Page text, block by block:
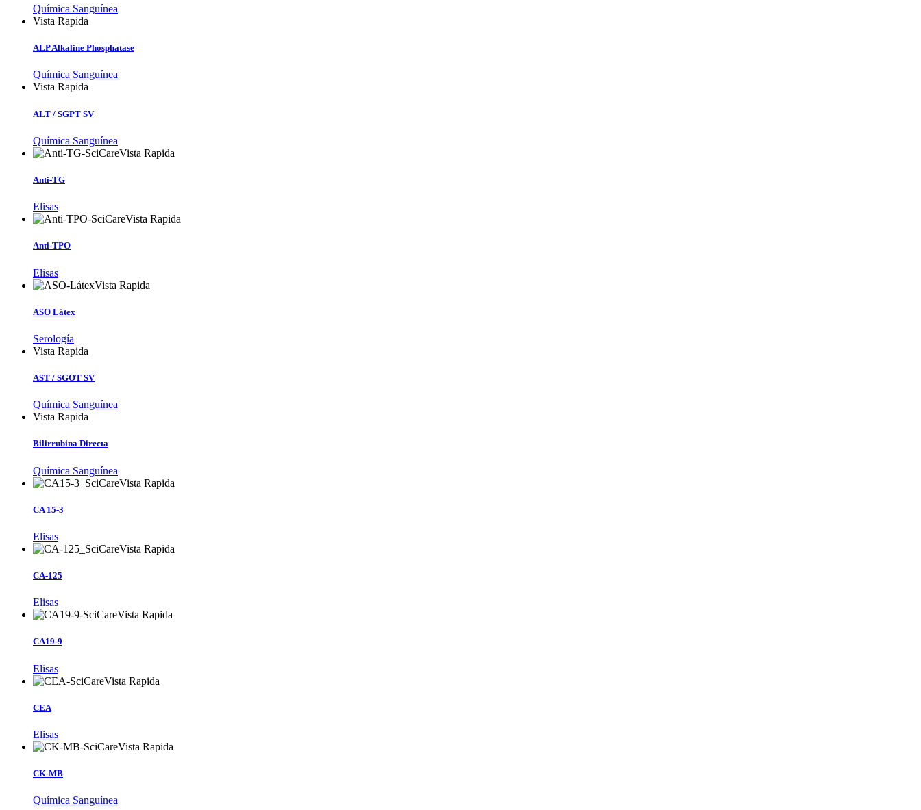
Química Sanguínea
Vista Rapida
ALP Alkaline Phosphatase
Química Sanguínea
Vista Rapida
ALT / SGPT SV
Química Sanguínea
Vista Rapida
Anti-TG
Elisas
Vista Rapida
Anti-TPO
Elisas
Vista Rapida
ASO Látex
Serología
Vista Rapida
AST / SGOT SV
Química Sanguínea
Vista Rapida
Bilirrubina Directa
Química Sanguínea
Vista Rapida
CA 15-3
Elisas
Vista Rapida
CA-125
Elisas
Vista Rapida
CA19-9
Elisas
Vista Rapida
CEA
Elisas
Vista Rapida
CK-MB
Química Sanguínea